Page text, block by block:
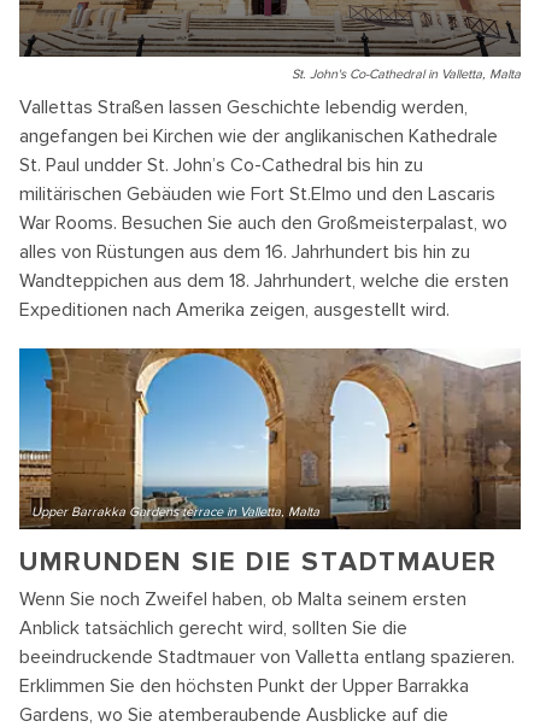
St. John's Co-Cathedral in Valletta, Malta
Vallettas Straßen lassen Geschichte lebendig werden,
angefangen bei Kirchen wie der anglikanischen Kathedrale
St. Paul undder St. John’s Co-Cathedral bis hin zu
militärischen Gebäuden wie Fort St.Elmo und den Lascaris
War Rooms. Besuchen Sie auch den Großmeisterpalast, wo
alles von Rüstungen aus dem 16. Jahrhundert bis hin zu
Wandteppichen aus dem 18. Jahrhundert, welche die ersten
Expeditionen nach Amerika zeigen, ausgestellt wird.
Upper Barrakka Gardens terrace in Valletta, Malta
UMRUNDEN SIE DIE STADTMAUER
Wenn Sie noch Zweifel haben, ob Malta seinem ersten
Anblick tatsächlich gerecht wird, sollten Sie die
beeindruckende Stadtmauer von Valletta entlang spazieren.
Erklimmen Sie den höchsten Punkt der Upper Barrakka
Gardens, wo Sie atemberaubende Ausblicke auf die